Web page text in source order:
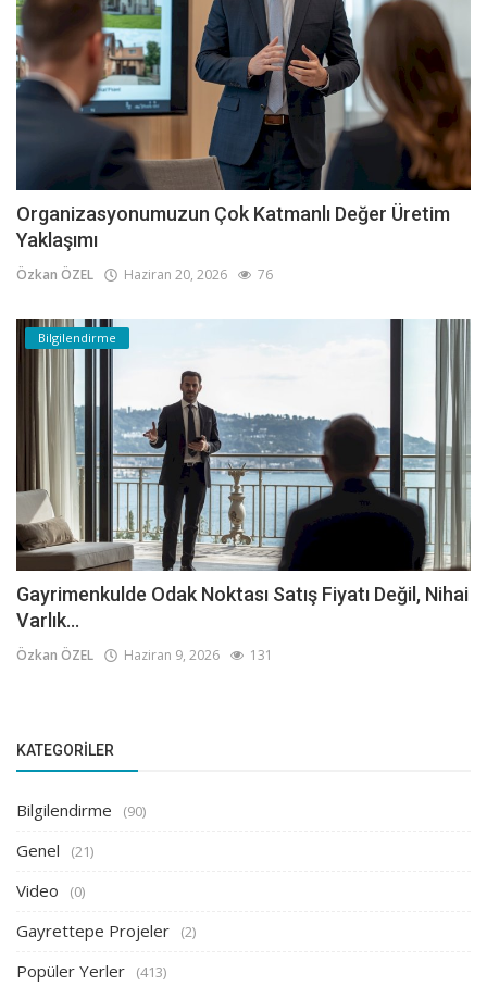
Organizasyonumuzun Çok Katmanlı Değer Üretim
Yaklaşımı
Özkan ÖZEL Haziran 20, 2026 76
Bilgilendirme
Gayrimenkulde Odak Noktası Satış Fiyatı Değil, Nihai
Varlık...
Özkan ÖZEL Haziran 9, 2026 131
KATEGORILER
Bilgilendirme (90)
Genel (21)
Video (0)
Gayrettepe Projeler (2)
Popüler Yerler (413)